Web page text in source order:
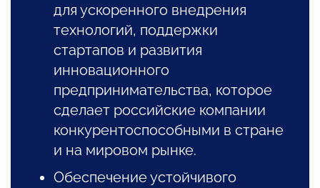
для ускоренного внедрения
технологий, поддержки
стартапов и развития
инновационного
предпринимательства, которое
сделает российские компании
конкурентоспособными в стране
и на мировом рынке.
Обеспечение устойчивого